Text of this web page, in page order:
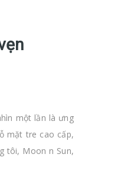
một lần là ưng
mặt tre cao cấp,
tôi, Moon n Sun,